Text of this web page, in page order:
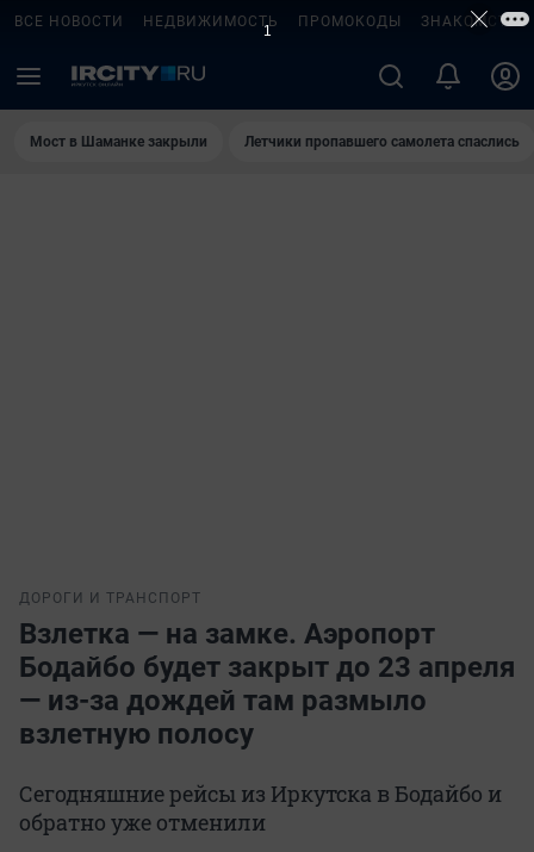
ВСЕ НОВОСТИ НЕДВИЖИМОСТЬ ПРОМОКОДЫ ЗНАКОМСТВА
Мост в Шаманке закрыли Летчики пропавшего самолета спаслись
ДОРОГИ И ТРАНСПОРТ
Взлетка — на замке. Аэропорт
Бодайбо будет закрыт до 23 апреля
— из-за дождей там размыло
взлетную полосу
Сегодняшние рейсы из Иркутска в Бодайбо и
обратно уже отменили